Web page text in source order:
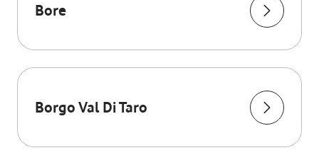
Bore
Borgo Val Di Taro